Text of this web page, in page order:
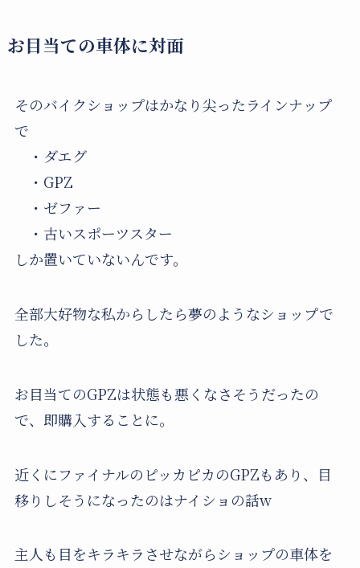
お目当ての車体に対面
そのバイクショップはかなり尖ったラインナップ
で
・ダエグ
・GPZ
・ゼファー
・古いスポーツスター
しか置いていないんです。
全部大好物な私からしたら夢のようなショップで
した。
お目当てのGPZは状態も悪くなさそうだったの
で、即購入することに。
近くにファイナルのピッカピカのGPZもあり、目
移りしそうになったのはナイショの話w
主人も目をキラキラさせながらショップの車体を